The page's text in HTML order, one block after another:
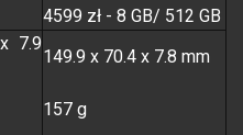
4599 zł - 8 GB/ 512 GB
7.9
149.9 x 70.4 x 7.8 mm
157 g